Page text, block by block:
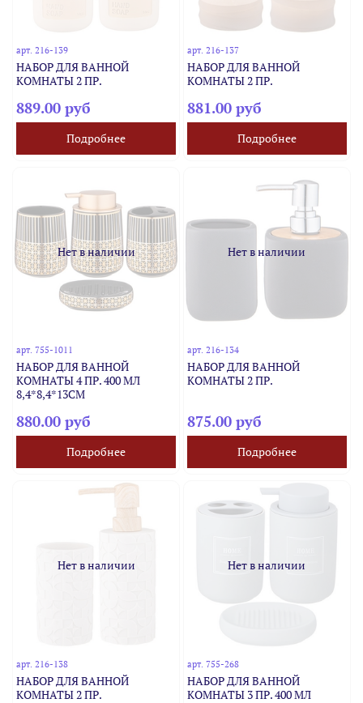
арт.216-139
НАБОР ДЛЯ ВАННОЙ
КОМНАТЫ 2 ПР.
889.00 руб
Подробнее
арт. 216-137
НАБОР ДЛЯ ВАННОЙ
КОМНАТЫ 2 ПР.
881.00 руб
Подробнее
Нет в наличии
арт.755-1011
НАБОР ДЛЯ ВАННОЙ
КОМНАТЫ 4 ПР. 400 МЛ
8,4*8,4*13СМ
880.00 руб
Подробнее
Нет в наличии
арт. 216-134
НАБОР ДЛЯ ВАННОЙ
КОМНАТЫ 2 ПР.
875.00 руб
Подробнее
Нет в наличии
арт. 216-138
НАБОР ДЛЯ ВАННОЙ
КОМНАТЫ 2 ПР.
Нет в наличии
арт. 755-268
НАБОР ДЛЯ ВАННОЙ
КОМНАТЫ 3 ПР. 400 МЛ